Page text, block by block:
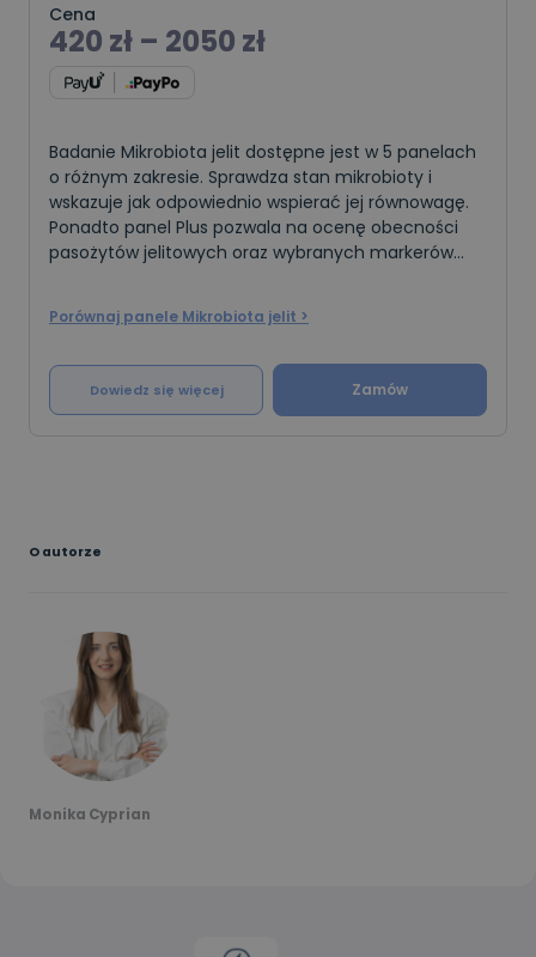
Cena
420 zł – 2050 zł
Badanie Mikrobiota jelit dostępne jest w 5 panelach
o różnym zakresie. Sprawdza stan mikrobioty i
wskazuje jak odpowiednio wspierać jej równowagę.
Ponadto panel Plus pozwala na ocenę obecności
pasożytów jelitowych oraz wybranych markerów
Porównaj panele Mikrobiota jelit >
Dowiedz się więcej Zamów
O autorze
Monika Cyprian